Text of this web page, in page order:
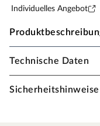
Individuelles Angebot
Terrassendielen
Technische Daten
Sicherheitshinweise